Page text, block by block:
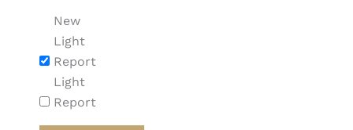
New
Light
Report
Light
Report